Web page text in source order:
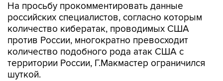
На просьбу прокомментировать данные
российских специалистов, согласно которым
количество кибератак, проводимых США
против России, многократно превосходит
количество подобного рода атак США с
территории России, Г.Макмастер ограничился
шуткой.